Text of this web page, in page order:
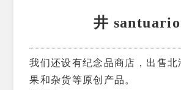
井 santuario
我们还设有纪念品商店，出售北
果和杂货等原创产品。